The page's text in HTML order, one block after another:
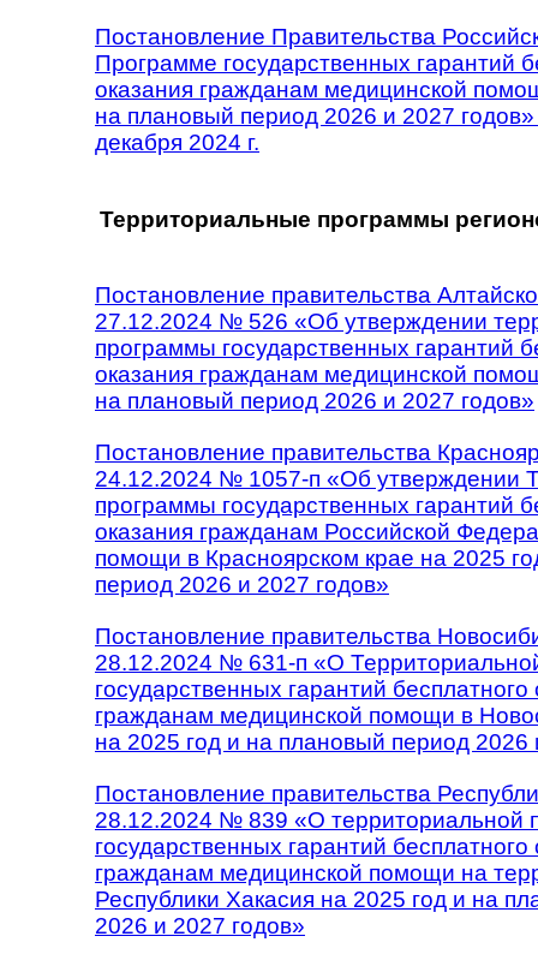
Постановление Правительства
Программе государственных гарантий
оказания гражданам медицинской
на плановый период 2026 и 2027
декабря 2024 г.
Территориальные программы
Постановление правительства
27.12.2024 № 526 «Об утверждении
программы государственных гарантий
оказания гражданам медицинской
на плановый период 2026 и 2027 годов»
Постановление правительства
24.12.2024 № 1057-п «Об утверждении
программы государственных гарантий
оказания гражданам Российской
помощи в Красноярском крае на 2025
период 2026 и 2027 годов»
Постановление правительства
28.12.2024 № 631-п «О
государственных гарантий бесплатного
гражданам медицинской помощи в
на 2025 год и на плановый период 2026
Постановление правительства
28.12.2024 № 839 «О территориальной
государственных гарантий бесплатного
гражданам медицинской помощи на
Республики Хакасия на 2025 год и на
2026 и 2027 годов»